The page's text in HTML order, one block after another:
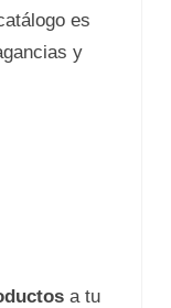
es
y
a tu